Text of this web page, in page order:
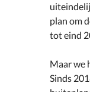
plan om
tot eind
Maar we
Sinds